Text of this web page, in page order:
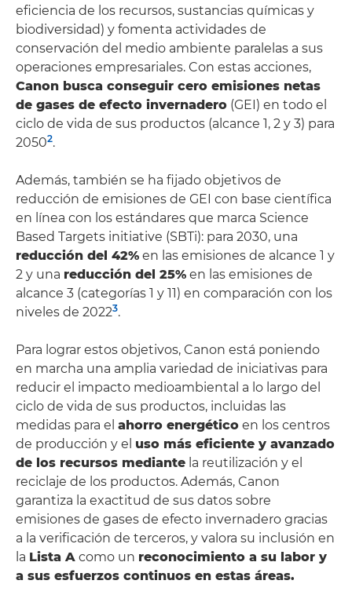
eficiencia de los recursos, sustancias químicas y
biodiversidad) y fomenta actividades de
conservación del medio ambiente paralelas a sus
operaciones empresariales. Con estas acciones,
Canon busca conseguir cero emisiones netas
de gases de efecto invernadero (GEI) en todo el
ciclo de vida de sus productos (alcance 1, 2 y 3) para
20502.
Además, también se ha fijado objetivos de
reducción de emisiones de GEI con base científica
en línea con los estándares que marca Science
Based Targets initiative (SBTi): para 2030, una
reducción del 42% en las emisiones de alcance 1 y
2 y una reducción del 25% en las emisiones de
alcance 3 (categorías 1 y 11) en comparación con los
niveles de 20223.
Para lograr estos objetivos, Canon está poniendo
en marcha una amplia variedad de iniciativas para
reducir el impacto medioambiental a lo largo del
ciclo de vida de sus productos, incluidas las
medidas para el ahorro energético en los centros
de producción y el uso más eficiente y avanzado
de los recursos mediante la reutilización y el
reciclaje de los productos. Además, Canon
garantiza la exactitud de sus datos sobre
emisiones de gases de efecto invernadero gracias
a la verificación de terceros, y valora su inclusión en
la Lista A como un reconocimiento a su labor y
a sus esfuerzos continuos en estas áreas.